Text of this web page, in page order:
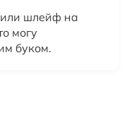
шлейф на
могу
буком.